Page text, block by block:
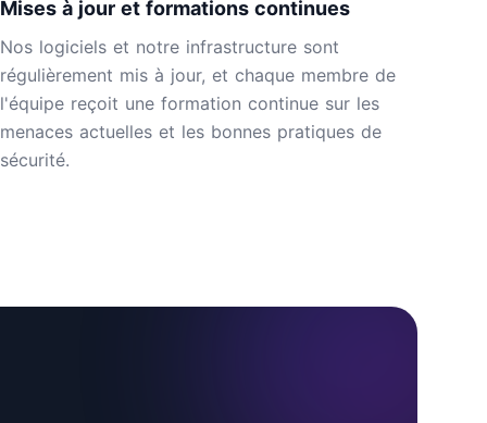
Mises à jour et formations continues
Nos logiciels et notre infrastructure sont
régulièrement mis à jour, et chaque membre de
l'équipe reçoit une formation continue sur les
menaces actuelles et les bonnes pratiques de
sécurité.